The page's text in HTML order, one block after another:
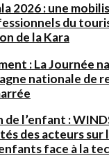
2026 : une
du
de la Kara
: La Journée
nationale de
l’enfant :
des acteurs
face à la